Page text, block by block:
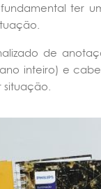
ter
de
inteiro) e
situação.